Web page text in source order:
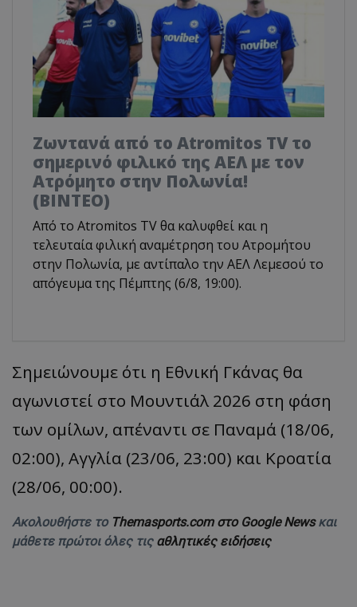
Ζωντανά από το Atromitos TV το
σημερινό φιλικό της ΑΕΛ με τον
Ατρόμητο στην Πολωνία!
(ΒΙΝΤΕΟ)
Από το Atromitos TV θα καλυφθεί και η
τελευταία φιλική αναμέτρηση του Ατρομήτου
στην Πολωνία, με αντίπαλο την ΑΕΛ Λεμεσού το
απόγευμα της Πέμπτης (6/8, 19:00).
Σημειώνουμε ότι η Εθνική Γκάνας θα
αγωνιστεί στο Μουντιάλ 2026 στη φάση
των ομίλων, απέναντι σε Παναμά (18/06,
02:00), Αγγλία (23/06, 23:00) και Κροατία
(28/06, 00:00).
Ακολουθήστε το Themasports.com στο Google Newsκαι
μάθετε πρώτοι όλες τις αθλητικές ειδήσεις